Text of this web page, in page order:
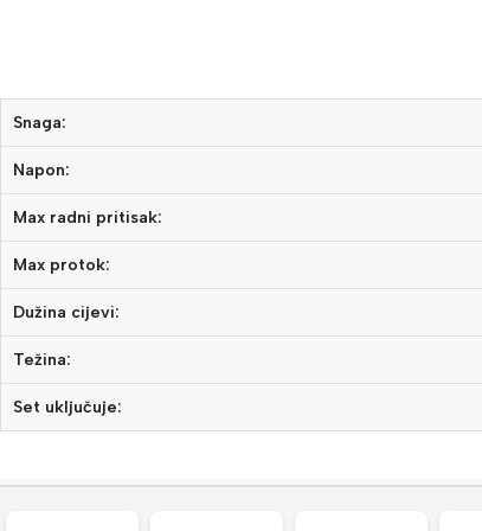
Snaga:
Napon:
Max radni pritisak:
Max protok:
Dužina cijevi:
Težina:
Set uključuje: